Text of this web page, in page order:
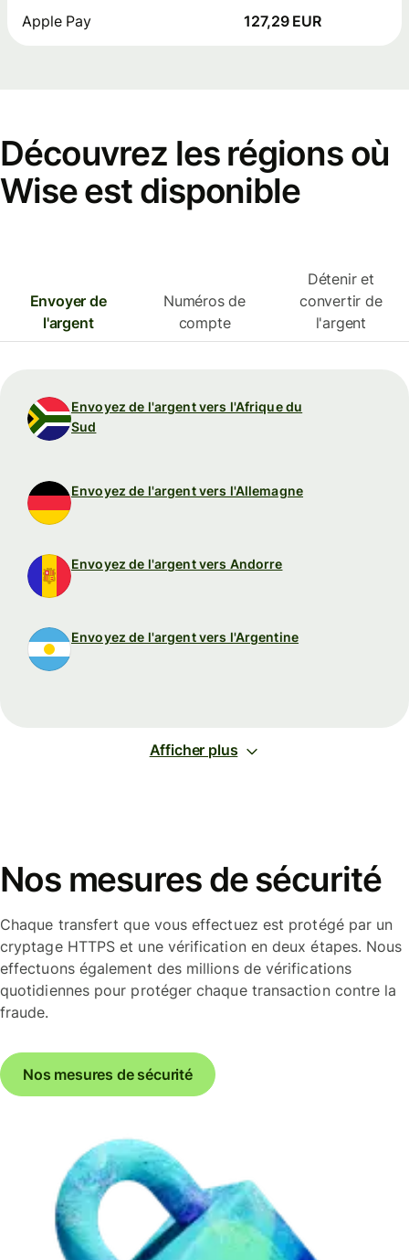
Apple Pay 127,29 EUR
Découvrez les régions où
Wise est disponible
Envoyer de
l'argent
Numéros de
compte
Détenir et
convertir de
l'argent
Envoyez de l'argent vers l'Afrique du
Sud
Envoyez de l'argent vers l'Allemagne
Envoyez de l'argent vers Andorre
Envoyez de l'argent vers l'Argentine
Afficher plus
Nos mesures de sécurité
Chaque transfert que vous effectuez est protégé par un
cryptage HTTPS et une vérification en deux étapes. Nous
effectuons également des millions de vérifications
quotidiennes pour protéger chaque transaction contre la
fraude.
Nos mesures de sécurité